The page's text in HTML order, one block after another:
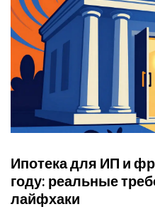
Ипотека для ИП и
году: реальные
лайфхаки